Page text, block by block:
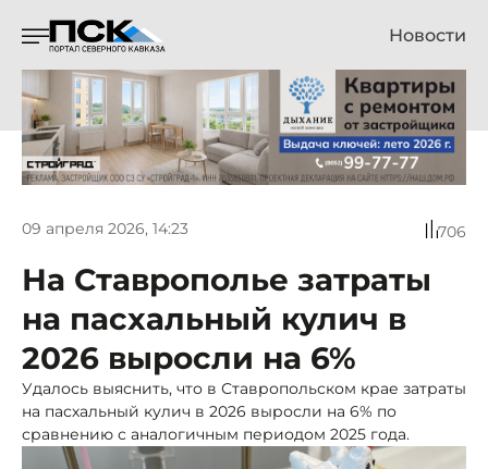
Новости
09 апреля 2026, 14:23 706
На Ставрополье затраты
на пасхальный кулич в
2026 выросли на 6%
Удалось выяснить, что в Ставропольском крае затраты
на пасхальный кулич в 2026 выросли на 6% по
сравнению с аналогичным периодом 2025 года.